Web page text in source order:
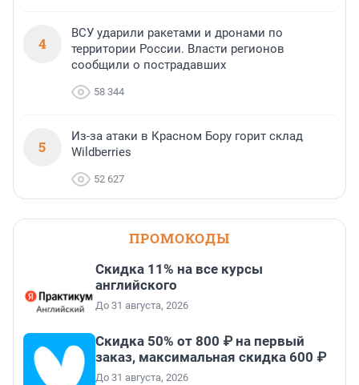
4
ВСУ ударили ракетами и дронами по
территории России. Власти регионов
сообщили о пострадавших
58 344
5
Из-за атаки в Красном Бору горит склад
Wildberries
52 627
ПРОМОКОДЫ
Скидка 11% на все курсы
английского
До 31 августа, 2026
Скидка 50% от 800 ₽ на первый
заказ, максимальная скидка 600 ₽
До 31 августа, 2026